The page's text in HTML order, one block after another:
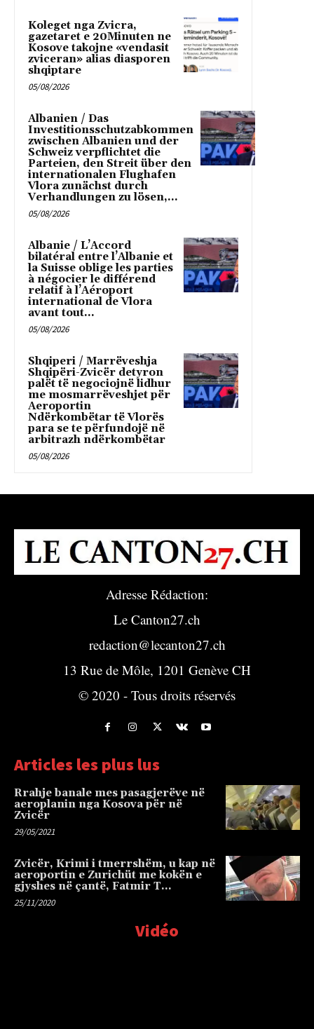
Koleget nga Zvicra,
gazetaret e 20Minuten ne
Kosove takojne «vendasit
zviceran» alias diasporen
shqiptare
05/08/2026
Albanien / Das
Investitionsschutzabkommen
zwischen Albanien und der
Schweiz verpflichtet die
Parteien, den Streit über den
internationalen Flughafen
Vlora zunächst durch
Verhandlungen zu lösen,...
05/08/2026
Albanie / L’Accord
bilatéral entre l’Albanie et
la Suisse oblige les parties
à négocier le différend
relatif à l’Aéroport
international de Vlora
avant tout...
05/08/2026
Shqiperi / Marrëveshja
Shqipëri-Zvicër detyron
palët të negociojnë lidhur
me mosmarrëveshjet për
Aeroportin
Ndërkombëtar të Vlorës
para se te përfundojë në
arbitrazh ndërkombëtar
05/08/2026
Adresse Rédaction:
Le Canton27.ch
redaction@lecanton27.ch
13 Rue de Môle, 1201 Genève CH
© 2020 - Tous droits réservés
Articles les plus lus
Rrahje banale mes pasagjerëve në
aeroplanin nga Kosova për në
Zvicër
29/05/2021
Zvicër, Krimi i tmerrshëm, u kap në
aeroportin e Zurichüt me kokën e
gjyshes në çantë, Fatmir T…
25/11/2020
Vidéo